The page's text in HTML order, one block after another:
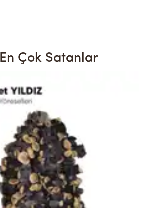
En Çok Satanlar